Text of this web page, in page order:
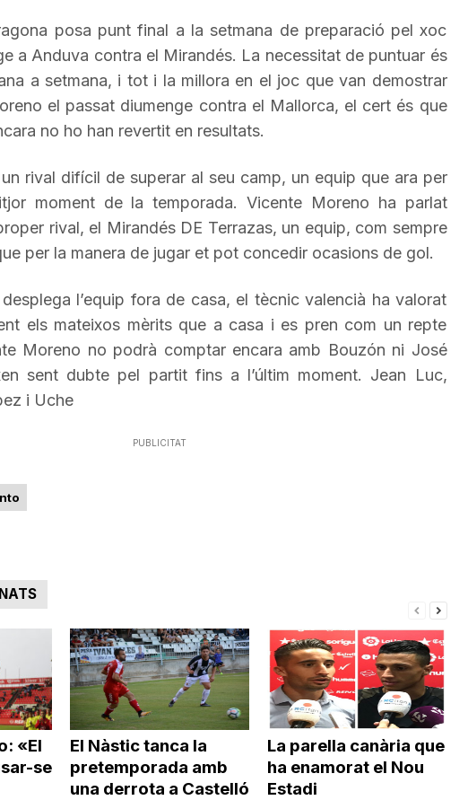
incrementar
o
disminuir
el
posa punt final a la setmana de preparació pel xoc
a Anduva contra el Mirandés. La necessitat de puntuar és
a setmana, i tot i la millora en el joc que van demostrar
el passat diumenge contra el Mallorca, el cert és que
no ho han revertit en resultats.
rival difícil de superar al seu camp, un equip que ara per
moment de la temporada.Vicente Moreno ha parlat
rival, el MirandésDE Terrazas, un equip, com sempre
per la manera de jugar et pot concedir ocasions de gol.
l’equip fora de casa, el tècnic valencià ha valorat
els mateixos mèrits que a casa i es pren com un repte
Moreno no podrà comptar encara amb Bouzón ni José
sent dubte pel partit fins a l’últim moment. Jean Luc,
i Uche
PUBLICITAT
«El
se
El Nàstic tanca la
pretemporada amb
una derrota a Castelló
La parella canària que
ha enamorat el Nou
Estadi